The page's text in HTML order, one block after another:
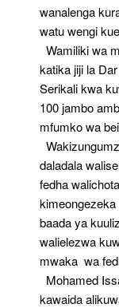
wanalenga
watu wengi
Wamiliki wa
katika jiji la
Serikali kwa
100 jambo
mfumko wa
daladala
fedha
baada ya
walielezwa
mwaka wa
Mohamed
kawaida